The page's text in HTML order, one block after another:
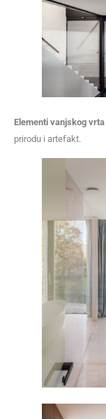
Elementi vanjskog vrta
prirodu i artefakt.